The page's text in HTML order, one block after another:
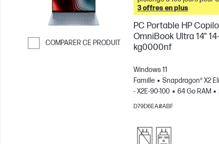
COMPARER CE PRODUIT
remboursement intégral à
l'achat de cet ordinateur
portable. &
3 offres en plus
PC Portable HP
OmniBook Ultra 14" 14-
kg0000nf
Windows 11
Famille
Snapdragon® X2
- X2E-90-100
64 Go RAM
To Disque SSD
Qualcomm® Adreno™
D79D6EA#ABF